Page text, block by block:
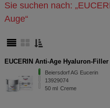
Sie suchen nach: „
Auge“
EUCERIN Anti-Age Hyaluron-Filler
Beiersdorf AG Eucerin
13929074
50 ml Creme